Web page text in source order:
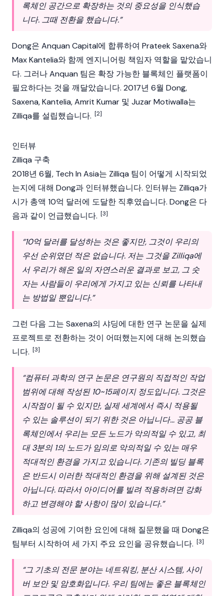
록체인공간으로 확장하는 것의 중요성을 인식했습
니다. 그때 전환을 했습니다.”
Dong은 Anquan Capital에 합류하여 Prateek Saxena와
Max Kantelia와 함께 엔지니어링 책임자 역할을 맡았습니
다. 그러나 Anquan 팀은 확장 가능한 블록체인 플랫폼이
필요하다는 것을 깨달았습니다. 2017년 6월 Dong,
Saxena,Kantelia,Amrit Kumar 및 Juzar Motiwalla는
Zilliqa를 설립했습니다. [2]
인터뷰
Zilliqa 구축
2018년 6월, Tech In Asia는 Zilliqa 팀이 어떻게 시작되었
는지에 대해 Dong과 인터뷰했습니다. 인터뷰는 Zilliqa가
시가 총액 10억 달러에 도달한 직후였습니다. Dong은 다
음과 같이 언급했습니다. [3]
“10억 달러를 달성하는 것은 좋지만, 그것이 우리의
우선 순위였던 적은 없습니다. 저는 그것을Zilliqa에
서 우리가 해온 일의 자연스러운 결과로 보고, 그 숫
자는 사람들이 우리에게 가지고 있는 신뢰를 나타내
는 방법일 뿐입니다.”
그런 다음 그는 Saxena의 샤딩에 대한 연구 논문을 실제
프로젝트로 전환하는 것이 어떠했는지에 대해 논의했습
니다. [3]
“컴퓨터 과학의 연구 논문은 연구원의 직접적인 작업
범위에 대해 작성된 10~15페이지 정도입니다. 그것은
시작점이 될 수 있지만, 실제 세계에서 즉시 적용될
수 있는 솔루션이 되기 위한 것은 아닙니다… 공공 블
록체인에서 우리는 모든 노드가 악의적일 수 있고, 최
대 3분의 1의노드가 임의로 악의적일 수 있는 매우
적대적인 환경을 가지고 있습니다. 기존의 빌딩 블록
은 반드시 이러한 적대적인 환경을 위해 설계된 것은
아닙니다. 따라서 아이디어를 빌려 적용하려면 강화
하고 변경해야 할 사항이 많이 있습니다.”
Zilliqa의 성공에 기여한 요인에 대해 질문했을 때 Dong은
팀부터 시작하여 세 가지 주요 요인을 공유했습니다. [3]
“그 기초의 전문 분야는 네트워킹, 분산 시스템, 사이
버 보안 및 암호화입니다. 우리 팀에는 좋은 블록체인